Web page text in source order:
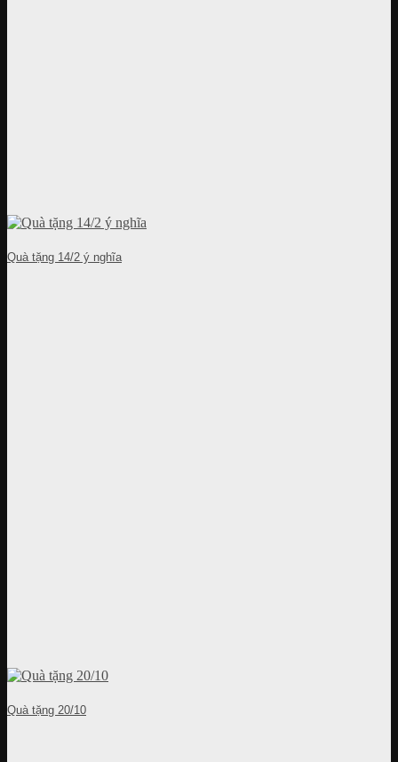
Quà tặng 14/2 ý nghĩa
Quà tặng 20/10